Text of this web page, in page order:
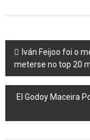
Post
Iván Feijoo foi o
meterse no top 20
El Godoy Maceira